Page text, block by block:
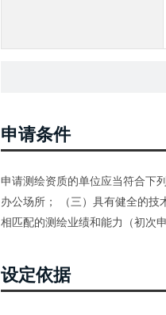
申请条件
申请测绘资质的单位应当符合下
办公场所； （三）具有健全的技
相匹配的测绘业绩和能力（初次
设定依据